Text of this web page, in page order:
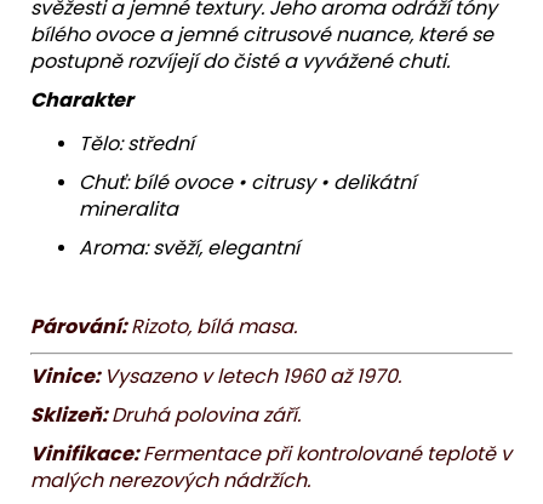
svěžesti a jemné textury. Jeho aroma odráží tóny
bílého ovoce a jemné citrusové nuance, které se
postupně rozvíjejí do čisté a vyvážené chuti.
Charakter
Tělo: střední
Chuť: bílé ovoce • citrusy • delikátní
mineralita
Aroma: svěží, elegantní
Párování:Rizoto, bílá masa.
Vinice: Vysazeno v letech 1960 až 1970.
Sklizeň:Druhá polovina září.
Vinifikace:Fermentace při kontrolované teplotě v
malých nerezových nádržích.